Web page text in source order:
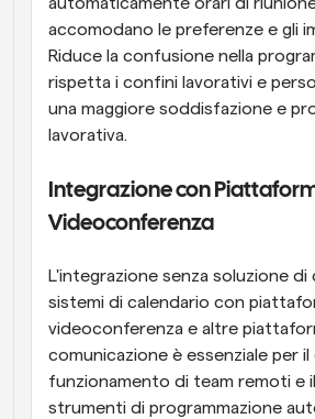
accomodano le preferenze e gli
Riduce la confusione nella
rispetta i confini lavorativi e
una maggiore soddisfazione e
lavorativa.
Integrazione con
Videoconferenza
L'integrazione senza soluzione
sistemi di calendario con
videoconferenza e altre
comunicazione è essenziale per
funzionamento di team remoti e
strumenti di programmazione